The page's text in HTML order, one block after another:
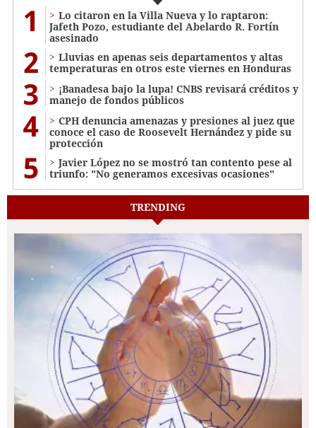
1
Lo citaron en la Villa Nueva y lo raptaron:
Jafeth Pozo, estudiante del Abelardo R. Fortín
asesinado
2
Lluvias en apenas seis departamentos y altas
temperaturas en otros este viernes en Honduras
3
¡Banadesa bajo la lupa! CNBS revisará créditos y
manejo de fondos públicos
4
CPH denuncia amenazas y presiones al juez que
conoce el caso de Roosevelt Hernández y pide su
protección
5
Javier López no se mostró tan contento pese al
triunfo: "No generamos excesivas ocasiones"
TRENDING